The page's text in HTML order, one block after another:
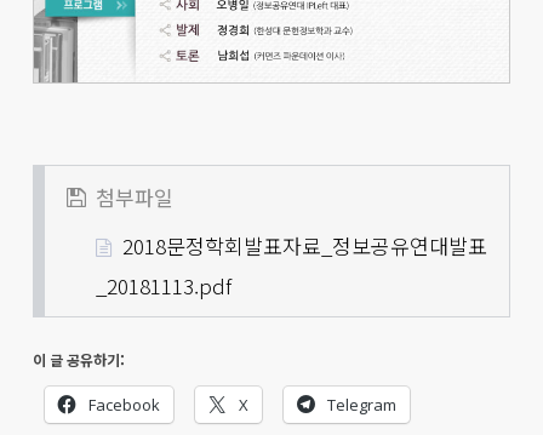
첨부파일
2018문정학회발표자료_정보공유연대발표
_20181113.pdf
이 글 공유하기:
Facebook X Telegram